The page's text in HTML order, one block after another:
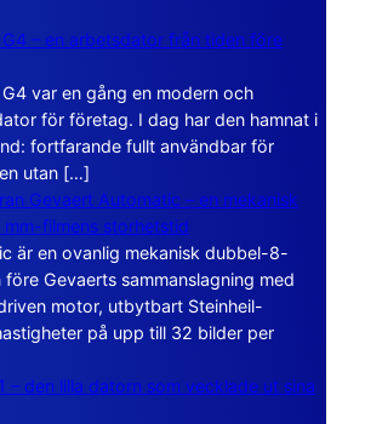
– en arbetsdator från tiden före
var en gång en modern och
för företag. I dag har den hamnat i
fortfarande fullt användbar för
utan […]
Gevaert Automatic – en mekanisk
filmens storhetstid
är en ovanlig mekanisk dubbel-8-
Gevaerts sammanslagning med
motor, utbytbart Steinheil-
på upp till 32 bilder per
– den lilla datorn som vecklade ut sina